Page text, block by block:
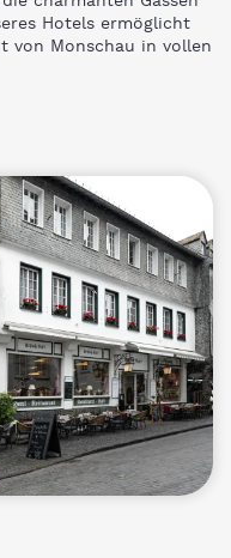
Hotels ermöglicht
von Monschau in vollen